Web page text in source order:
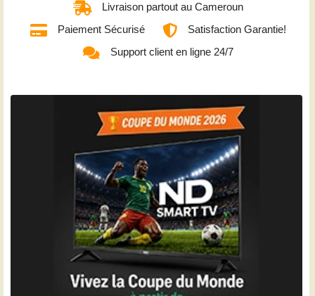
Livraison partout au Cameroun
Paiement Sécurisé
Satisfaction Garantie!
Support client en ligne 24/7